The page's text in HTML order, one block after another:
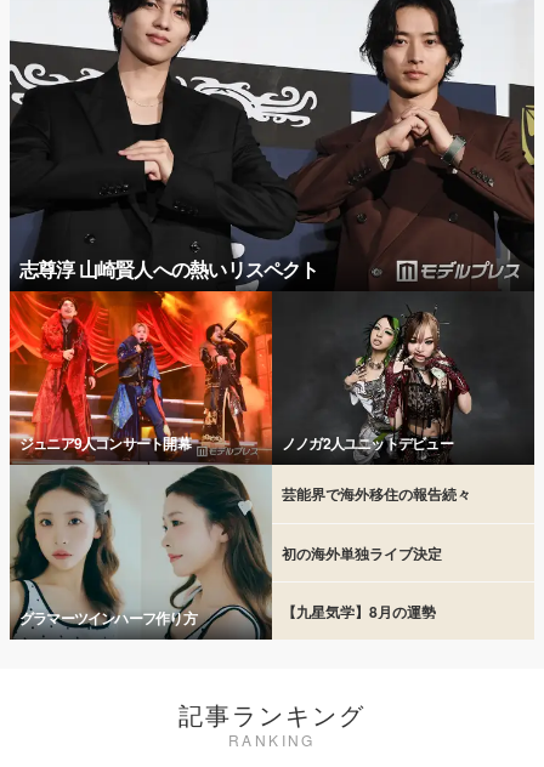
志尊淳 山崎賢人への熱いリスペクト
ジュニア9人コンサート開幕 ノノガ2人ユニットデビュー
グラマーツインハーフ作り方
芸能界で海外移住の報告続々
初の海外単独ライブ決定
【九星気学】8月の運勢
記事ランキング
RANKING